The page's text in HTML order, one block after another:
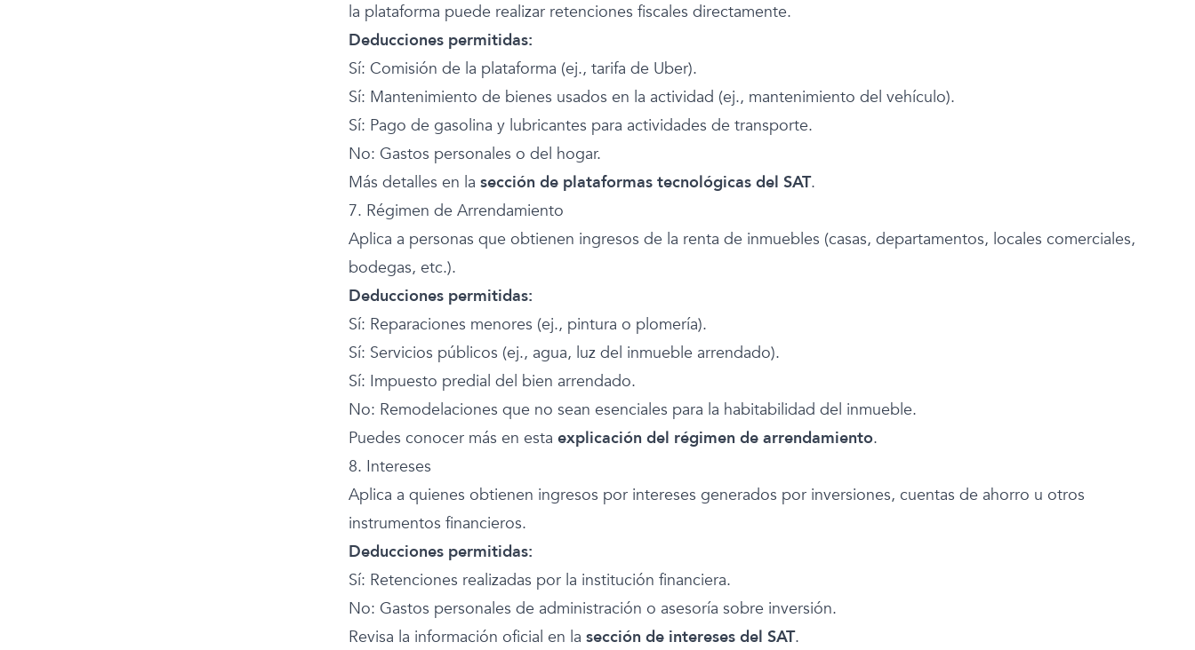
la plataforma puede realizar retenciones fiscales directamente.
Deducciones permitidas:
Sí: Comisión de la plataforma (ej., tarifa de Uber).
Sí: Mantenimiento de bienes usados en la actividad (ej., mantenimiento del vehículo).
Sí: Pago de gasolina y lubricantes para actividades de transporte.
No: Gastos personales o del hogar.
Más detalles en la sección de plataformas tecnológicas del SAT.
7. Régimen de Arrendamiento
Aplica a personas que obtienen ingresos de la renta de inmuebles (casas, departamentos, locales comerciales,
bodegas, etc.).
Deducciones permitidas:
Sí: Reparaciones menores (ej., pintura o plomería).
Sí: Servicios públicos (ej., agua, luz del inmueble arrendado).
Sí: Impuesto predial del bien arrendado.
No: Remodelaciones que no sean esenciales para la habitabilidad del inmueble.
Puedes conocer más en esta explicación del régimen de arrendamiento.
8. Intereses
Aplica a quienes obtienen ingresos por intereses generados por inversiones, cuentas de ahorro u otros
instrumentos financieros.
Deducciones permitidas:
Sí: Retenciones realizadas por la institución financiera.
No: Gastos personales de administración o asesoría sobre inversión.
Revisa la información oficial en la sección de intereses del SAT.